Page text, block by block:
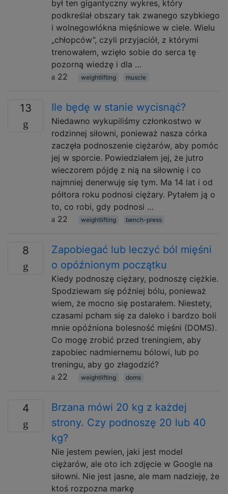
był ten gigantyczny wykres, który
podkreślał obszary tak zwanego szybkiego
i wolnegowłókna mięśniowe w ciele. Wielu
„chłopców”, czyli przyjaciół, z którymi
trenowałem, wzięło sobie do serca tę
pozorną wiedzę i dla …
22
weightlifting muscle
13 Ile będę w stanie wycisnąć?
Niedawno wykupiliśmy członkostwo w
rodzinnej siłowni, ponieważ nasza córka
zaczęła podnoszenie ciężarów, aby pomóc
jej w sporcie. Powiedziałem jej, że jutro
wieczorem pójdę z nią na siłownię i co
najmniej denerwuję się tym. Ma 14 lat i od
półtora roku podnosi ciężary. Pytałem ją o
to, co robi, gdy podnosi …
22
weightlifting bench-press
8
Zapobiegać lub leczyć ból mięśni
o opóźnionym początku
Kiedy podnoszę ciężary, podnoszę ciężkie.
Spodziewam się później bólu, ponieważ
wiem, że mocno się postarałem. Niestety,
czasami pcham się za daleko i bardzo boli
mnie opóźniona bolesność mięśni (DOMS).
Co mogę zrobić przed treningiem, aby
zapobiec nadmiernemu bólowi, lub po
treningu, aby go złagodzić?
22
weightlifting doms
4
Brzana mówi 20 kg z każdej
strony. Czy podnoszę 20 lub 40
kg?
Nie jestem pewien, jaki jest model
ciężarów, ale oto ich zdjęcie w Google na
siłowni. Nie jest jasne, ale mam nadzieję, że
ktoś rozpozna markę